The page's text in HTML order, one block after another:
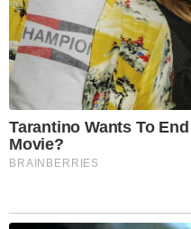
Tarantino Wants To
Movie?
BRAINBERRIES